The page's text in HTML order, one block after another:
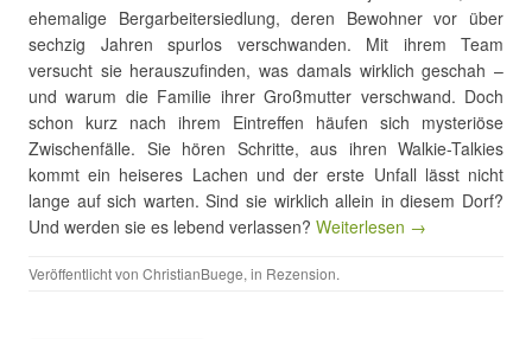
ehemalige Bergarbeitersiedlung, deren Bewohner vor über
sechzig Jahren spurlos verschwanden. Mit ihrem Team
versucht sie herauszufinden, was damals wirklich geschah –
und warum die Familie ihrer Großmutter verschwand. Doch
schon kurz nach ihrem Eintreffen häufen sich mysteriöse
Zwischenfälle. Sie hören Schritte, aus ihren Walkie-Talkies
kommt ein heiseres Lachen und der erste Unfall lässt nicht
lange auf sich warten. Sind sie wirklich allein in diesem Dorf?
Und werden sie es lebend verlassen? Weiterlesen →
Veröffentlicht von ChristianBuege, in Rezension.